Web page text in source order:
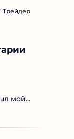
Трейдер
мой...